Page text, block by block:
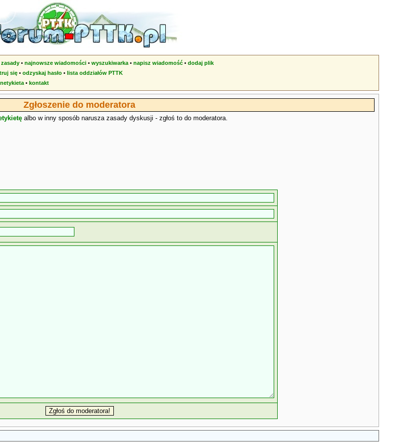
• najnowsze wiadomości • wyszukiwarka • napisz wiadomość • dodaj plik
się • odzyskaj hasło • lista oddziałów PTTK
netykieta • kontakt
Zgłoszenie do moderatora
albo w inny sposób narusza zasady dyskusji - zgłoś to do moderatora.